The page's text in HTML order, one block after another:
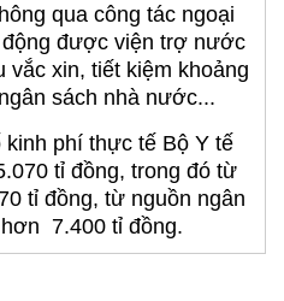
qua công tác ngoại
được viện trợ nước
vắc xin, tiết kiệm khoảng
sách nhà nước...
kinh phí thực tế Bộ Y tế
tỉ đồng, trong đó từ
tỉ đồng, từ nguồn ngân
7.400 tỉ đồng.